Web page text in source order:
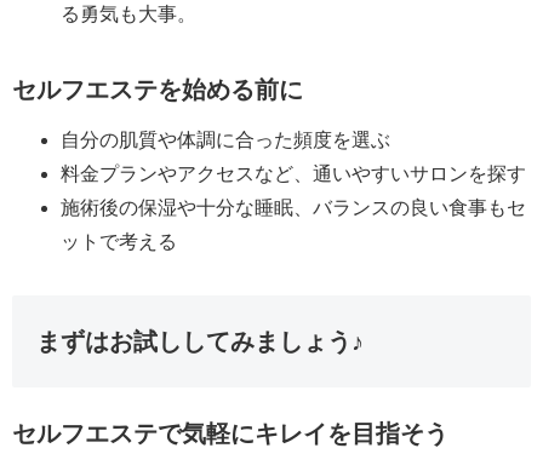
る勇気も大事。
セルフエステを始める前に
自分の肌質や体調に合った頻度を選ぶ
料金プランやアクセスなど、通いやすいサロンを探す
施術後の保湿や十分な睡眠、バランスの良い食事もセ
ットで考える
まずはお試ししてみましょう♪
セルフエステで気軽にキレイを目指そう